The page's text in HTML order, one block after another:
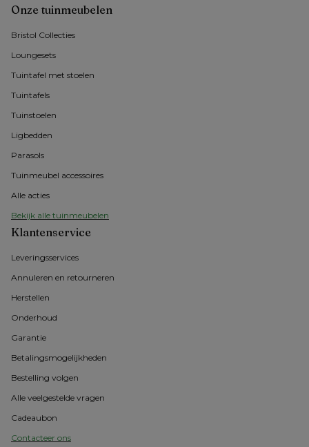
Onze tuinmeubelen
Bristol Collecties
Loungesets
Tuintafel met stoelen
Tuintafels
Tuinstoelen
Ligbedden
Parasols
Tuinmeubel accessoires
Alle acties
Bekijk alle tuinmeubelen
Klantenservice
Leveringsservices
Annuleren en retourneren
Herstellen
Onderhoud
Garantie
Betalingsmogelijkheden
Bestelling volgen
Alle veelgestelde vragen
Cadeaubon
Contacteer ons